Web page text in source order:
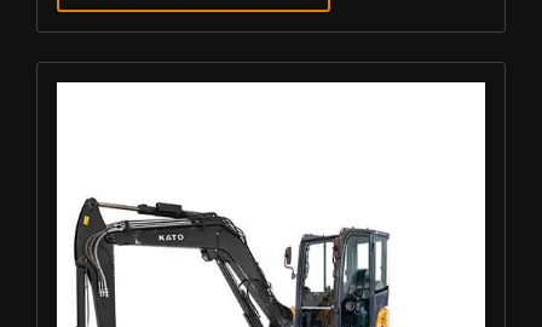
Louer Mini pelle 6 T - Imer HD 60 V5